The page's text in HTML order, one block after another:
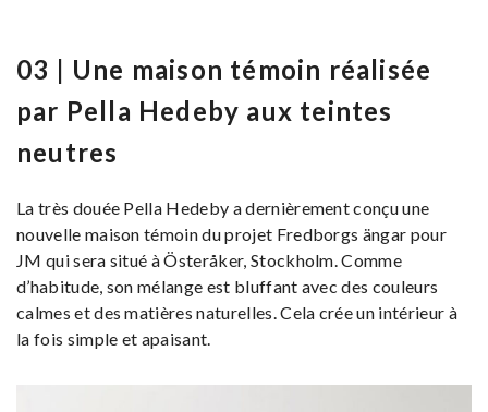
03 | Une maison témoin réalisée
par Pella Hedeby aux teintes
neutres
La très douée Pella Hedeby a dernièrement conçu une
nouvelle maison témoin du projet Fredborgs ängar pour
JM qui sera situé à Österåker, Stockholm. Comme
d’habitude, son mélange est bluffant avec des couleurs
calmes et des matières naturelles. Cela crée un intérieur à
la fois simple et apaisant.